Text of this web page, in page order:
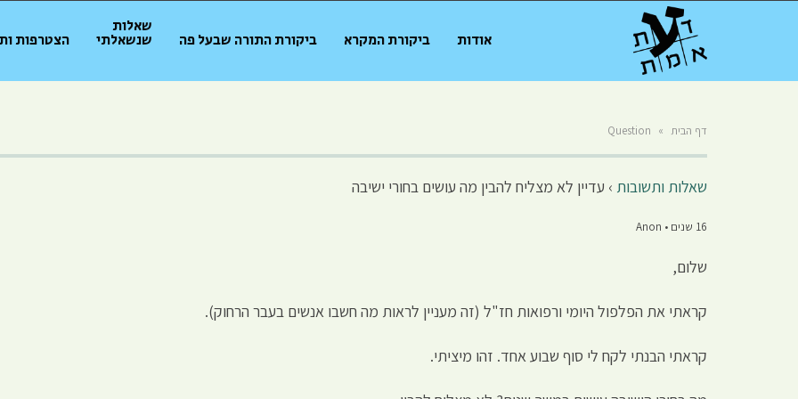
אודות ביקורת המקרא ביקורת התורה שבעל פה
שאלות
שנשאלתי הצטרפות
דף הבית »
Question
שאלות ותשובות › עדיין לא מצליח להבין מה עושים בחורי ישיבה
16 שנים • Anon
שלום,
קראתי את הפלפול היומי ורפואות חז"ל (זה מעניין לראות מה חשבו אנשים בעבר הרחוק).
קראתי הבנתי לקח לי סוף שבוע אחד. זהו מיציתי.